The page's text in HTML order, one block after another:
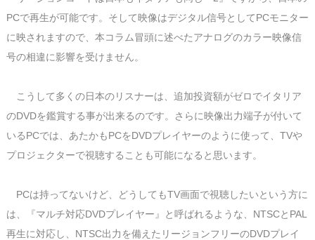
PCで再生が可能です。そして映像はデジタル信号としてPCモニター
に映されますので、本コラム冒頭に述べたアナログのカラー映像信
号の相違に影響を受けません。
こうして多くの日本のリスナーは、追加投資額がゼロでイタリア
のDVDを鑑賞する事が出来るのです。さらに映像出力端子が付いて
いるPCでは、あたかもPCをDVDプレイヤーのように使って、TVや
プロジェクターで視聴することも可能になると思います。
PCは持ってないけど、どうしてもTV画面で視聴したいという方に
は、『マルチ対応DVDプレイヤー』と呼ばれるような、NTSCとPAL
再生に対応し、NTSC出力を備えたリージョンフリーのDVDプレイ